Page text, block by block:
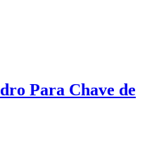
Para Chave de